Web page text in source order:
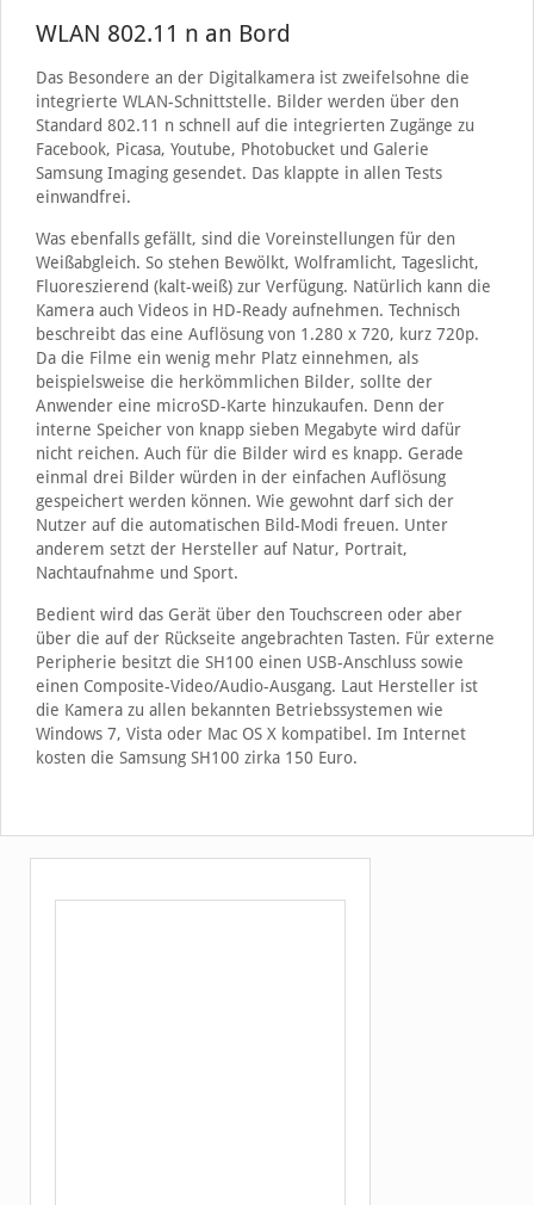
WLAN 802.11 n an Bord
Das Besondere an der Digitalkamera ist zweifelsohne die
integrierte WLAN-Schnittstelle. Bilder werden über den
Standard 802.11 n schnell auf die integrierten Zugänge zu
Facebook, Picasa, Youtube, Photobucket und Galerie
Samsung Imaging gesendet. Das klappte in allen Tests
einwandfrei.
Was ebenfalls gefällt, sind die Voreinstellungen für den
Weißabgleich. So stehen Bewölkt, Wolframlicht, Tageslicht,
Fluoreszierend (kalt-weiß) zur Verfügung. Natürlich kann die
Kamera auch Videos in HD-Ready aufnehmen. Technisch
beschreibt das eine Auflösung von 1.280 x 720, kurz 720p.
Da die Filme ein wenig mehr Platz einnehmen, als
beispielsweise die herkömmlichen Bilder, sollte der
Anwender eine microSD-Karte hinzukaufen. Denn der
interne Speicher von knapp sieben Megabyte wird dafür
nicht reichen. Auch für die Bilder wird es knapp. Gerade
einmal drei Bilder würden in der einfachen Auflösung
gespeichert werden können. Wie gewohnt darf sich der
Nutzer auf die automatischen Bild-Modi freuen. Unter
anderem setzt der Hersteller auf Natur, Portrait,
Nachtaufnahme und Sport.
Bedient wird das Gerät über den Touchscreen oder aber
über die auf der Rückseite angebrachten Tasten. Für externe
Peripherie besitzt die SH100 einen USB-Anschluss sowie
einen Composite-Video/Audio-Ausgang. Laut Hersteller ist
die Kamera zu allen bekannten Betriebssystemen wie
Windows 7, Vista oder Mac OS X kompatibel. Im Internet
kosten die Samsung SH100 zirka 150 Euro.